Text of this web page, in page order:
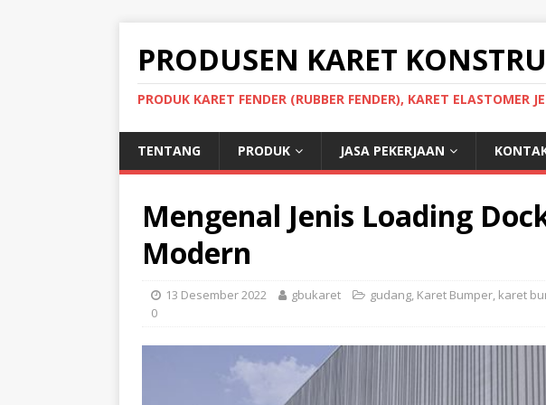
PRODUSEN KARET
PRODUK KARET FENDER (RUBBER FENDER), KARET ELASTOMER
TENTANG PRODUK JASA PEKERJAAN
Mengenal Jenis Loading
Modern
13 Desember 2022 gbukaret gudang, Karet Bumper, karet
0